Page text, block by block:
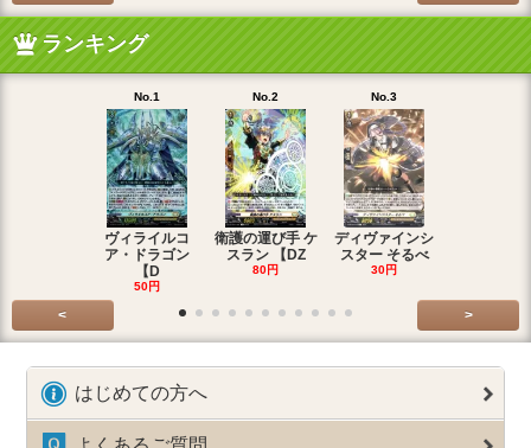
ランキング
No.1
ヴィライルコ
ア・ドラゴン
【D
50円
No.2
衛護の運び手 ケ
スラン 【DZ
80円
No.3
ディヴァインシ
スター そるべ
30円
< >
はじめての方へ